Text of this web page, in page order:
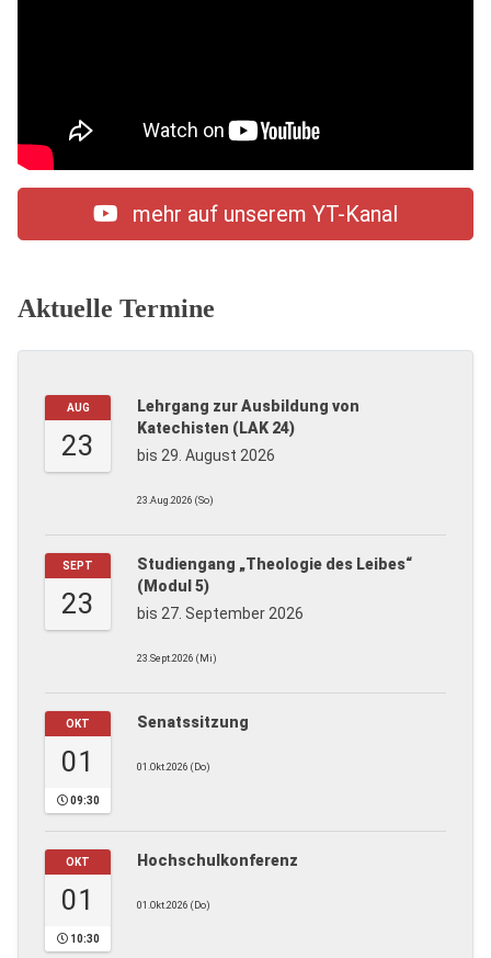
mehr auf unserem YT-Kanal
Aktuelle Termine
AUG
23
Lehrgang zur Ausbildung von
Katechisten (LAK 24)
bis 29. August 2026
23.Aug.2026 (So)
SEPT
23
Studiengang „Theologie des Leibes“
(Modul 5)
bis 27. September 2026
23.Sept.2026 (Mi)
OKT
01
09:30
Senatssitzung
01.Okt.2026 (Do)
OKT
01
10:30
Hochschulkonferenz
01.Okt.2026 (Do)